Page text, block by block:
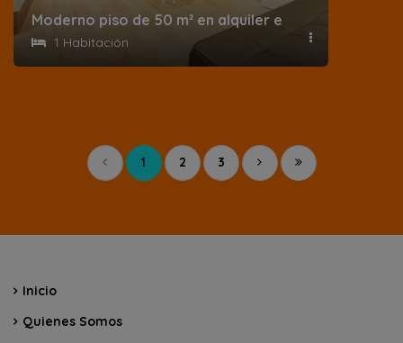
Moderno piso de 50 m² en alquiler en calle de Juan
1 Habitación
1 2 3
Inicio
Quienes Somos